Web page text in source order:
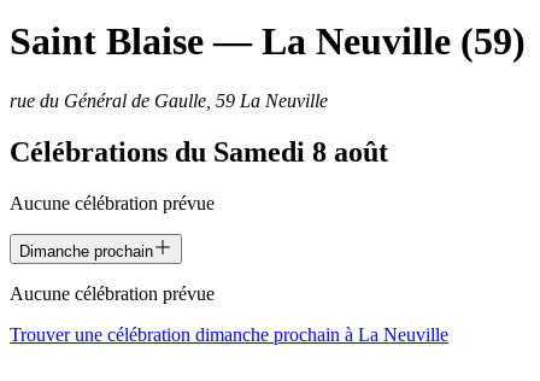
Saint Blaise—La Neuville (59)
rue du Général de Gaulle, 59 La Neuville
Célébrations du Samedi 8 août
Aucune célébration prévue
Dimanche prochain
Aucune célébration prévue
Trouver une célébration dimanche prochain à La Neuville